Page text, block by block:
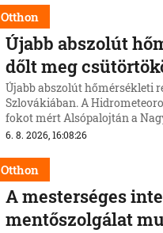
Otthon
Újabb abszolút
dőlt meg
Újabb abszolút hőmérsékleti rekord
Szlovákiában. A
fokot mért Alsópalojtán a
6. 8. 2026, 16:08:26
Otthon
A mesterséges
mentőszolgálat